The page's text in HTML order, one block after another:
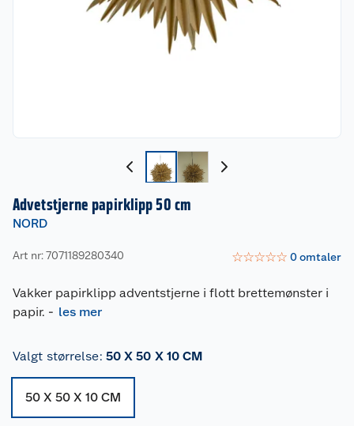
Advetstjerne papirklipp 50 cm
NORD
Art nr: 7071189280340 ☆☆☆☆☆ 0omtaler
Vakker papirklipp adventstjerne i flott brettemønster i
papir. - les mer
Valgt størrelse: 50 X 50 X 10 CM
50 X 50 X 10 CM